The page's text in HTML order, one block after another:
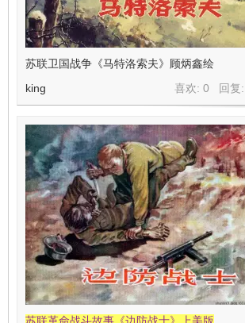
苏联卫国战争《马特洛索夫》顾炳鑫绘
喜欢: 0 回复:
king